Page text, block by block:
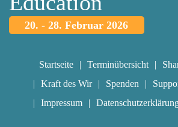
20. - 28. Februar 2026
Startseite Terminübersicht
Kraft des Wir
Spenden
Impressum